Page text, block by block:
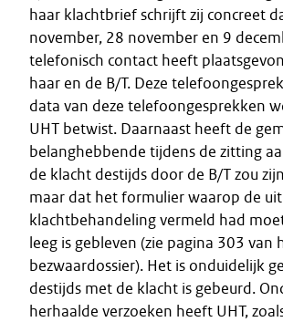
haar klachtbrief schrijft zij concreet
november, 28 november en 9
telefonisch contact heeft
haar en de B/T. Deze
data van deze telefoongesprekken
UHT betwist. Daarnaast heeft de
belanghebbende tijdens de zitting
de klacht destijds door de B/T zou
maar dat het formulier waarop de
klachtbehandeling vermeld had
leeg is gebleven (zie pagina 303 van
bezwaardossier). Het is onduidelijk
destijds met de klacht is gebeurd.
herhaalde verzoeken heeft UHT,